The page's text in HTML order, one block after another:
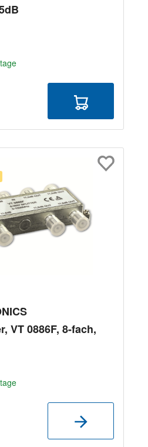
VT 0886F, 8-fach,